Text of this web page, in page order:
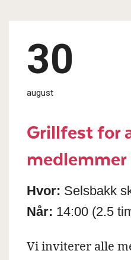
30
august
Grillfest for
medlemmer
Hvor: Selsbakk
Når: 14:00 (2.5
Vi inviterer alle